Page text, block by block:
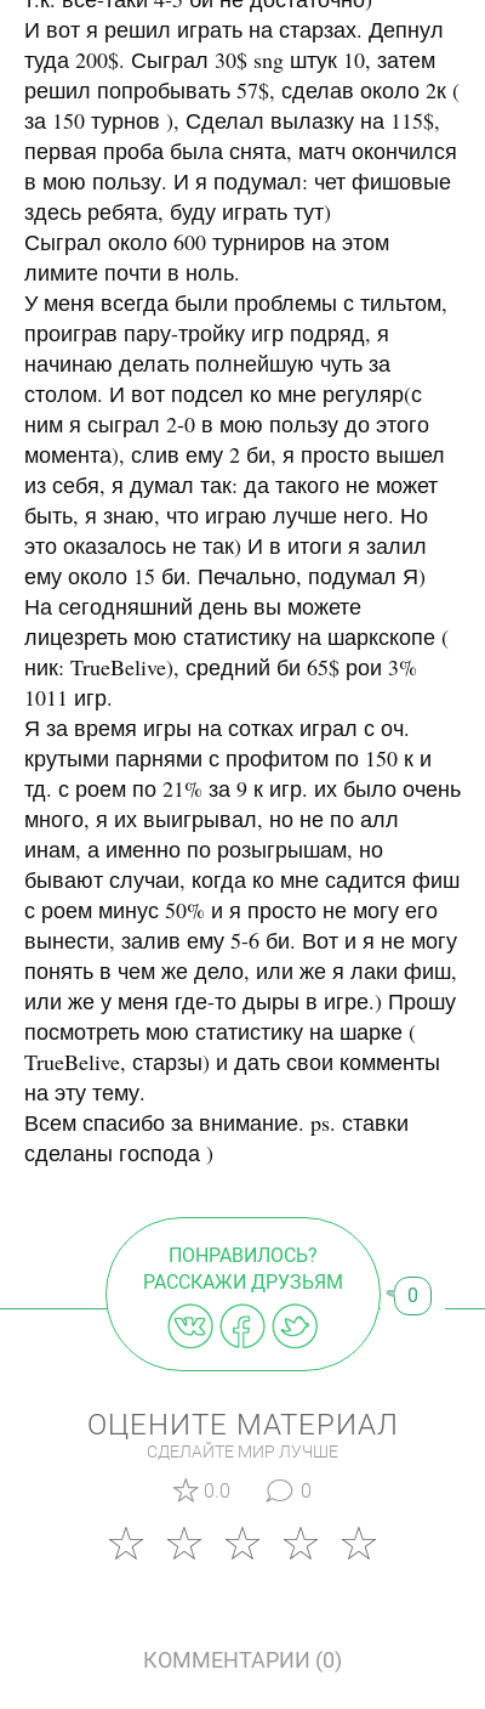
И вот я решил играть на старзах. Депнул
туда 200$. Сыграл 30$ sng штук 10, затем
решил попробывать 57$, сделав около 2к (
за 150 турнов ), Сделал вылазку на 115$,
первая проба была снята, матч окончился
в мою пользу. И я подумал: чет фишовые
здесь ребята, буду играть тут)
Сыграл около 600 турниров на этом
лимите почти в ноль.
У меня всегда были проблемы с тильтом,
проиграв пару-тройку игр подряд, я
начинаю делать полнейшую чуть за
столом. И вот подсел ко мне регуляр(с
ним я сыграл 2-0 в мою пользу до этого
момента), слив ему 2 би, я просто вышел
из себя, я думал так: да такого не может
быть, я знаю, что играю лучше него. Но
это оказалось не так) И в итоги я залил
ему около 15 би. Печально, подумал Я)
На сегодняшний день вы можете
лицезреть мою статистику на шаркскопе (
ник: TrueBelive), средний би 65$ рои 3%
1011 игр.
Я за время игры на сотках играл с оч.
крутыми парнями с профитом по 150 к и
тд. с роем по 21% за 9 к игр. их было очень
много, я их выигрывал, но не по алл
инам, а именно по розыгрышам, но
бывают случаи, когда ко мне садится фиш
с роем минус 50% и я просто не могу его
вынести, залив ему 5-6 би. Вот и я не могу
понять в чем же дело, или же я лаки фиш,
или же у меня где-то дыры в игре.) Прошу
посмотреть мою статистику на шарке (
TrueBelive, старзы) и дать свои комменты
на эту тему.
Всем спасибо за внимание. ps. ставки
сделаны господа )
ПОНРАВИЛОСЬ?
РАССКАЖИ ДРУЗЬЯМ
0
ОЦЕНИТЕ МАТЕРИАЛ
СДЕЛАЙТЕ МИР ЛУЧШЕ
0.0 0
КОММЕНТАРИИ (0)